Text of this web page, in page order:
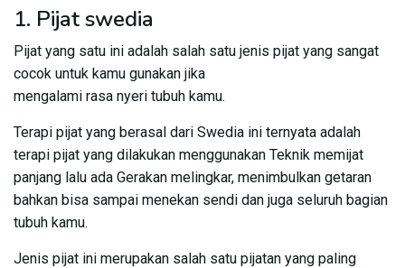
1. Pijat swedia
Pijat yang satu ini adalah salah satu jenis pijat yang sangat
cocok untuk kamu gunakan jika
mengalami rasa nyeri tubuh kamu.
Terapi pijat yang berasal dari Swedia ini ternyata adalah
terapi pijat yang dilakukan menggunakan Teknik memijat
panjang lalu ada Gerakan melingkar, menimbulkan getaran
bahkan bisa sampai menekan sendi dan juga seluruh bagian
tubuh kamu.
Jenis pijat ini merupakan salah satu pijatan yang paling